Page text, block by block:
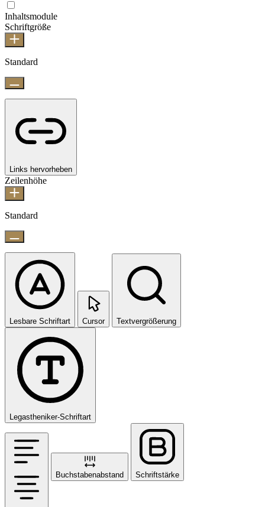
Inhaltsmodule
Schriftgröße
Standard
Links hervorheben
Zeilenhöhe
Standard
Lesbare Schriftart Cursor Textvergrößerung
Legastheniker-Schriftart
Buchstabenabstand Schriftstärke